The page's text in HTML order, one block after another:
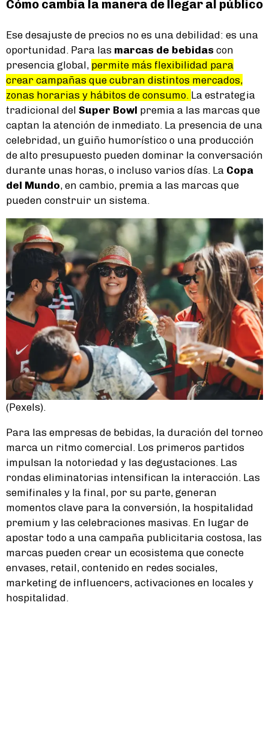
Cómo cambia la manera de llegar al público
Ese desajuste de precios no es una debilidad: es una
oportunidad. Para las marcas de bebidas con
presencia global, permite más flexibilidad para
crear campañas que cubran distintos mercados,
zonas horarias y hábitos de consumo. La estrategia
tradicional del Super Bowl premia a las marcas que
captan la atención de inmediato. La presencia de una
celebridad, un guiño humorístico o una producción
de alto presupuesto pueden dominar la conversación
durante unas horas, o incluso varios días. La Copa
del Mundo, en cambio, premia a las marcas que
pueden construir un sistema.
(Pexels).
Para las empresas de bebidas, la duración del torneo
marca un ritmo comercial. Los primeros partidos
impulsan la notoriedad y las degustaciones. Las
rondas eliminatorias intensifican la interacción. Las
semifinales y la final, por su parte, generan
momentos clave para la conversión, la hospitalidad
premium y las celebraciones masivas. En lugar de
apostar todo a una campaña publicitaria costosa, las
marcas pueden crear un ecosistema que conecte
envases, retail, contenido en redes sociales,
marketing de influencers, activaciones en locales y
hospitalidad.